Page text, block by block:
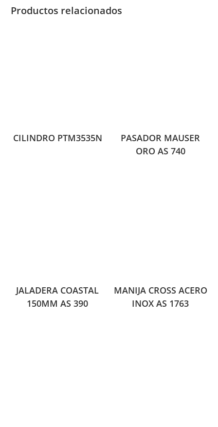
Productos relacionados
CILINDRO PTM3535N
PASADOR MAUSER
ORO AS 740
JALADERA COASTAL
150MM AS 390
MANIJA CROSS ACERO
INOX AS 1763